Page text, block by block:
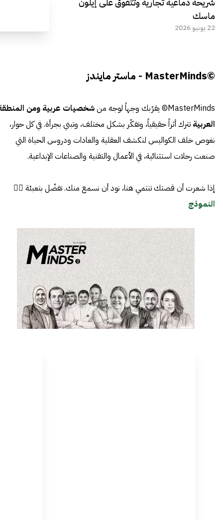
ماسك
22 يونيو 2026
©MasterMinds - ماستر مايندز
MasterMinds© يقرّبك وجهاً لوجه من
شخصيات عربية ومن
العربية تترك أثراً حقيقياً، وتفكّر بشكل مختلف، وتبني بجرأة. في كل حوار،
نغوص خلف الكواليس لنكشف العقلية والعادات ودروس الحياة التي
صنعت رحلات استثنائية، في الأعمال والتقنية والصناعات الإبداعية.
إذا شعرت أن قصتك تنتمي هنا، نود أن نسمع منك. تفضّل بتعبئة 👈🏼
النموذج